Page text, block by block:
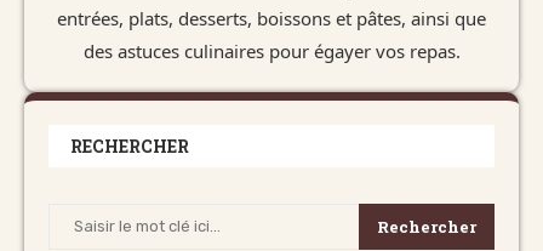
entrées, plats, desserts, boissons et pâtes, ainsi que
des astuces culinaires pour égayer vos repas.
RECHERCHER
Rechercher